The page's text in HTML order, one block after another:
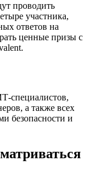
проводить
участника,
ответов на
ценные призы с
специалистов,
а также всех
безопасности и